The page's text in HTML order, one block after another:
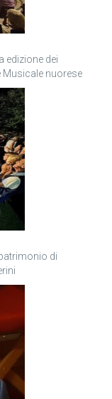
edizione dei
Musicale nuorese
di